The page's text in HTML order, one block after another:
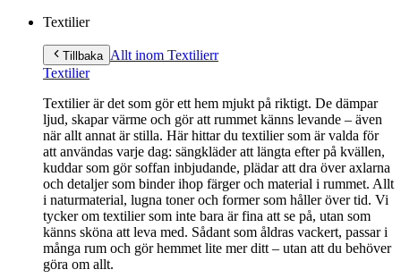
Textilier
Tillbaka Allt inom Textilierr
Textilier
Textilier är det som gör ett hem mjukt på riktigt. De dämpar
ljud, skapar värme och gör att rummet känns levande – även
när allt annat är stilla. Här hittar du textilier som är valda för
att användas varje dag: sängkläder att längta efter på kvällen,
kuddar som gör soffan inbjudande, plädar att dra över axlarna
och detaljer som binder ihop färger och material i rummet. Allt
i naturmaterial, lugna toner och former som håller över tid. Vi
tycker om textilier som inte bara är fina att se på, utan som
känns sköna att leva med. Sådant som åldras vackert, passar i
många rum och gör hemmet lite mer ditt – utan att du behöver
göra om allt.